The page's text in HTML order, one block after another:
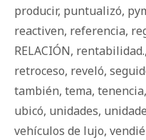
producir, puntualizó,
reactiven, referencia,
RELACIÓN, rentabilidad.,
retroceso, reveló,
también, tema, tenencia,
ubicó, unidades,
vehículos de lujo,